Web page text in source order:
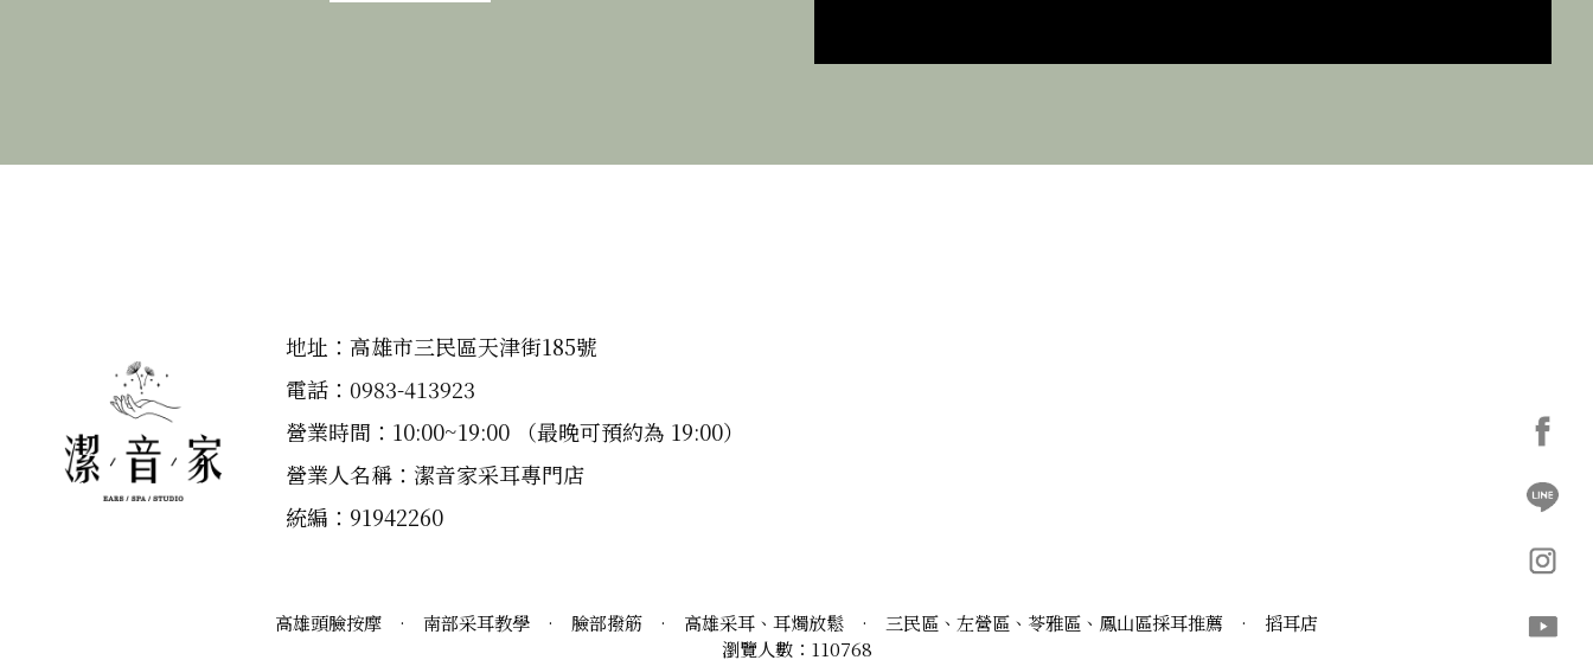
地址：高雄市三民區天津街185號
電話： 0983-413923
營業時間：10:00~19:00
（最晚可預約為 19:00）
營業人名稱：潔音家采耳專門店
統編：91942260
高雄頭臉按摩 · 南部采耳教學 · 臉部撥筋 · 高雄采耳、耳燭放鬆 · 三民區、左營區、苓雅區、鳳山區採耳推薦 · 搯耳店
瀏覽人數：110768